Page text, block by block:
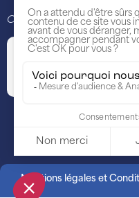
Co-porté par
Mentions légales et